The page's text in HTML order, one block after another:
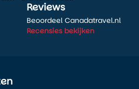
Reviews
Beoordeel Canadatravel.nl
Recensies bekijken